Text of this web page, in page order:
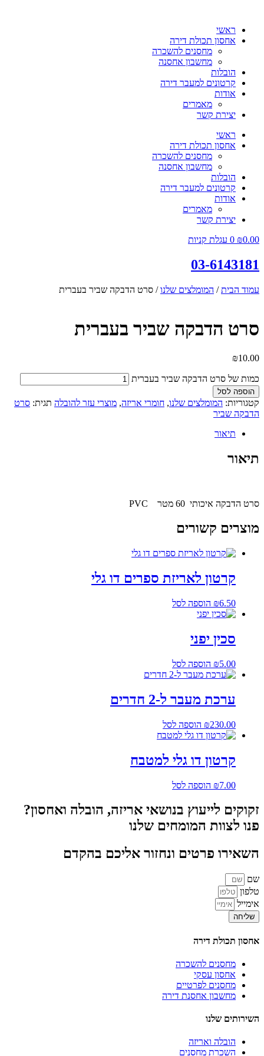
ראשי
אחסון תכולת דירה
מחסנים להשכרה
מחשבון אחסנה
הובלות
קרטונים למעבר דירה
אודות
מאמרים
יצירת קשר
ראשי
אחסון תכולת דירה
מחסנים להשכרה
מחשבון אחסנה
הובלות
קרטונים למעבר דירה
אודות
מאמרים
יצירת קשר
₪0.00
0 עגלת קניות
03-6143181
עמוד הבית/ המומלצים שלנו/ סרט הדבקה שביר בעברית
סרט הדבקה שביר בעברית
₪10.00
כמות של סרט הדבקה שביר בעברית
הוספה לסל
קטגוריות: המומלצים שלנו, חומרי אריזה, מוצרי עזר להובלה תגית: סרט
הדבקה שביר
תיאור
תיאור
סרט הדבקה איכותי 60 מטר PVC
מוצרים קשורים
קרטון לאריזת ספרים דו גלי
₪6.50 הוספה לסל
סכין יפני
₪5.00 הוספה לסל
ערכת מעבר ל-2 חדרים
₪230.00 הוספה לסל
קרטון דו גלי למטבח
₪7.00 הוספה לסל
זקוקים לייעוץ בנושאי אריזה, הובלה ואחסון?
פנו לצוות המומחים שלנו
השאירו פרטים ונחזור אליכם בהקדם
שם
טלפון
אימייל
שליחה
אחסון תכולת דירה
מחסנים להשכרה
אחסון עסקי
מחסנים לפרטיים
מחשבון אחסנת דירה
השירותים שלנו
הובלה ואריזה
השכרת מחסנים